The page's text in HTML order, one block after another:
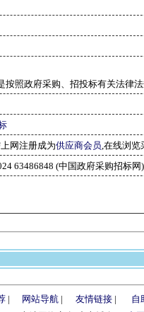
按照政府采购、招投标有关法律
网注册成为供应商会员,在线浏览
63486848 (中国政府采购招标
| 网站导航 | 友情链接 | 自